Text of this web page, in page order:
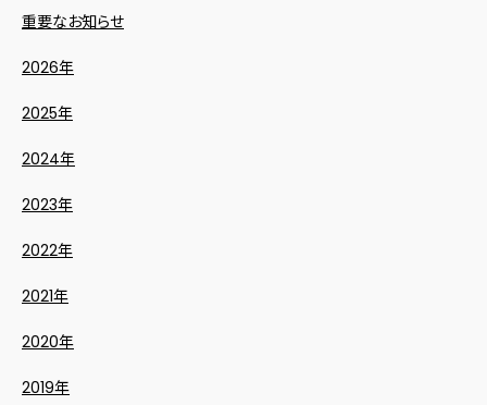
重要なお知らせ
2026年
2025年
2024年
2023年
2022年
2021年
2020年
2019年